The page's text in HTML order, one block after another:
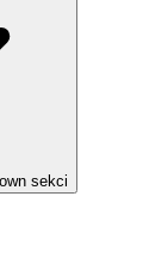
sekci